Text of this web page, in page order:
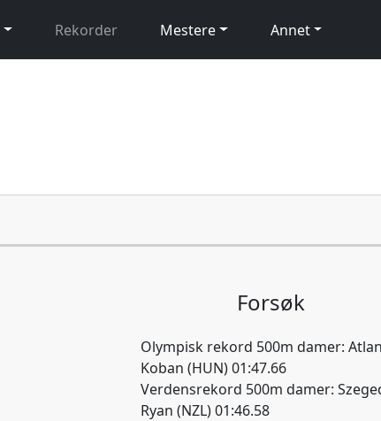
Rekorder Mestere Annet
Forsøk
Olympisk rekord 500m damer:
Koban (HUN) 01:47.66
Verdensrekord 500m damer:
Ryan (NZL) 01:46.58